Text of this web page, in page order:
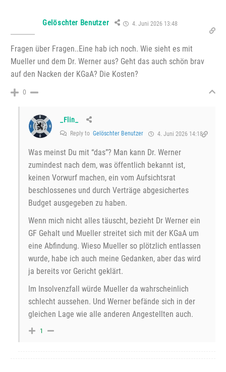
Gelöschter Benutzer 4. Juni 2026 13:48
Fragen über Fragen..Eine hab ich noch. Wie sieht es mit
Mueller und dem Dr. Werner aus? Geht das auch schön brav
auf den Nacken der KGaA? Die Kosten?
0
_Flin_
Reply to Gelöschter Benutzer 4. Juni 2026 14:18
Was meinst Du mit “das”? Man kann Dr. Werner
zumindest nach dem, was öffentlich bekannt ist,
keinen Vorwurf machen, ein vom Aufsichtsrat
beschlossenes und durch Verträge abgesichertes
Budget ausgegeben zu haben.
Wenn mich nicht alles täuscht, bezieht Dr Werner ein
GF Gehalt und Mueller streitet sich mit der KGaA um
eine Abfindung. Wieso Mueller so plötzlich entlassen
wurde, habe ich auch meine Gedanken, aber das wird
ja bereits vor Gericht geklärt.
Im Insolvenzfall würde Mueller da wahrscheinlich
schlecht aussehen. Und Werner befände sich in der
gleichen Lage wie alle anderen Angestellten auch.
1